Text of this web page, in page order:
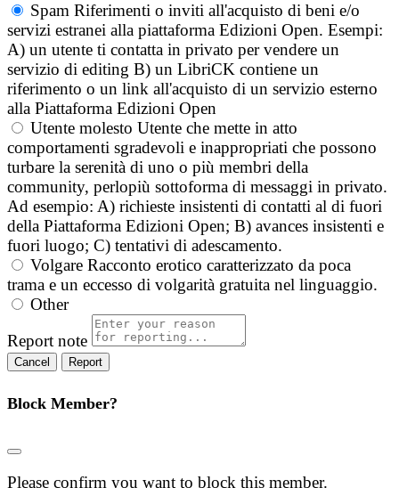
Spam Riferimenti o inviti all'acquisto di beni e/o
servizi estranei alla piattaforma Edizioni Open. Esempi:
A) un utente ti contatta in privato per vendere un
servizio di editing B) un LibriCK contiene un
riferimento o un link all'acquisto di un servizio esterno
alla Piattaforma Edizioni Open
Utente molesto Utente che mette in atto
comportamenti sgradevoli e inappropriati che possono
turbare la serenità di uno o più membri della
community, perlopiù sottoforma di messaggi in privato.
Ad esempio: A) richieste insistenti di contatti al di fuori
della Piattaforma Edizioni Open; B) avances insistenti e
fuori luogo; C) tentativi di adescamento.
Volgare Racconto erotico caratterizzato da poca
trama e un eccesso di volgarità gratuita nel linguaggio.
Other
Report note
Report
Block Member?
Please confirm you want to block this member.